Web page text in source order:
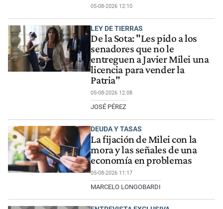
05-08-2026 12:10
LEY DE TIERRAS
De la Sota: "Les pido a los
senadores que no le
entreguen a Javier Milei una
licencia para vender la
Patria"
05-08-2026 12:08
JOSÉ PÉREZ
DEUDA Y TASAS
La fijación de Milei con la
mora y las señales de una
economía en problemas
05-08-2026 11:17
MARCELO LONGOBARDI